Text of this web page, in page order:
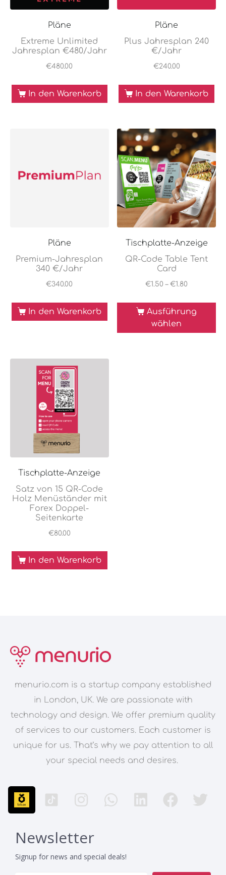
Pläne
Extreme Unlimited
Jahresplan €480/Jahr
€480.00
In den Warenkorb
Pläne
Plus Jahresplan 240
€/Jahr
€240.00
In den Warenkorb
Pläne
Premium-Jahresplan
340 €/Jahr
€340.00
In den Warenkorb
Tischplatte-Anzeige
QR-Code Table Tent
Card
€1.50 –€1.80
Ausführung
wählen
Tischplatte-Anzeige
Satz von 15 QR-Code
Holz Menüständer mit
Forex Doppel-
Seitenkarte
€80.00
In den Warenkorb
menurio.com is a startup company established
in London, UK. We are passionate with
technology and design. We offer premium quality
of services to our customers. Each customer is
unique for us. That’s why we pay attention to all
your special needs and desires.
Newsletter
Signup for news and special deals!